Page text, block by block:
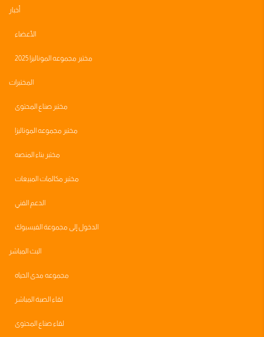
أخبار
الأعضاء
مختبر مجموعه الموناليزا 2025
المختبرات
مختبر صناع المحتوى
مختبر مجموعه الموناليزا
مختبر بناء المنصه
مختبر مكالمات المبيعات
الدعم الفني
الدخول إلى مجموعة الفيسبوك
البث المباشر
مجموعه مدى الحياه
لقاء الصبة المباشر
لقاء صناع المحتوى